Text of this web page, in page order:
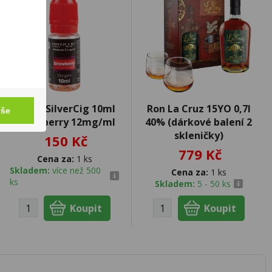
Liquid SilverCig 10ml
Strawberry 12mg/ml
150 Kč
Cena za: 1 ks
Skladem:více než 500
ks
Ron La Cruz 15YO 0,7l
40% (dárkové balení 2
skleničky)
779 Kč
Cena za: 1 ks
Skladem: 5 - 50 ks